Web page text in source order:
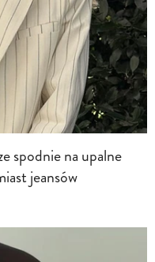
spodnie na upalne
jeansów